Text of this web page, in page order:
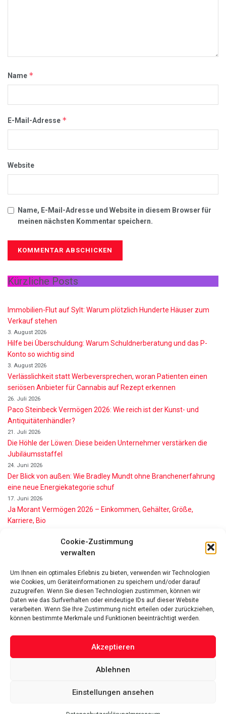
Cookie-Zustimmung
verwalten
Um Ihnen ein optimales Erlebnis zu bieten, verwenden wir Technologien
wie Cookies, um Geräteinformationen zu speichern und/oder darauf
zuzugreifen. Wenn Sie diesen Technologien zustimmen, können wir
Daten wie das Surfverhalten oder eindeutige IDs auf dieser Website
verarbeiten. Wenn Sie Ihre Zustimmung nicht erteilen oder zurückziehen,
können bestimmte Merkmale und Funktionen beeinträchtigt werden.
Akzeptieren
Ablehnen
Einstellungen ansehen
Name *
E-Mail-Adresse *
Website
Name, E-Mail-Adresse und Website in diesem Browser für
meinen nächsten Kommentar speichern.
Kürzliche Posts
Immobilien-Flut auf Sylt: Warum plötzlich Hunderte Häuser zum
Verkauf stehen
3. August 2026
Hilfe bei Überschuldung: Warum Schuldnerberatung und das P-
Konto so wichtig sind
3. August 2026
Verlässlichkeit statt Werbeversprechen, woran Patienten einen
seriösen Anbieter für Cannabis auf Rezept erkennen
26. Juli 2026
Paco Steinbeck Vermögen 2026: Wie reich ist der Kunst- und
Antiquitätenhändler?
21. Juli 2026
Die Höhle der Löwen: Diese beiden Unternehmer verstärken die
Jubiläumsstaffel
24. Juni 2026
Der Blick von außen: Wie Bradley Mundt ohne Branchenerfahrung
eine neue Energiekategorie schuf
17. Juni 2026
Ja Morant Vermögen 2026 – Einkommen, Gehälter, Größe,
Karriere, Bio
Alice Walton Vermögen 2026: So reich ist die Walmart-Erbin
wirklich
11. Juni 2026
Nino de Angelo Vermögen 2026 Wie Reich Ist Er?
9. Juni 2026
Das Vermögen von Promis von A bis Z
Twitter